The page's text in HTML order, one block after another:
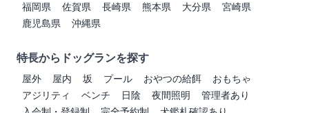
福岡県
佐賀県 長崎県 熊本県 大分県
宮崎県
鹿児島県
沖縄県
特長からドッグランを探す
屋外 屋内 坂 プール おやつの給餌
おもちゃ
アジリティ
ベンチ 日陰 夜間照明
管理者あり